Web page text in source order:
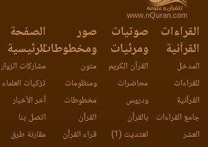
www.nQuran.com
القراءات
القرآنية
المدخل
للقراءات
القرآنية
جامع القراءات
العشر
صوتيات
ومرئيات
القرآن الكريم
محاضرات
ودروس
بالقرآن
اهتديت (1)
صور
ومخطوطات
متون
ومنظومات
مخطوطات
القرآن
قراء القرآن
الصفحة
الرئيسية
مشاركات الزوار
تزكيات العلماء
آخر الأخبار
اتصل بنا
مقارنة طرق